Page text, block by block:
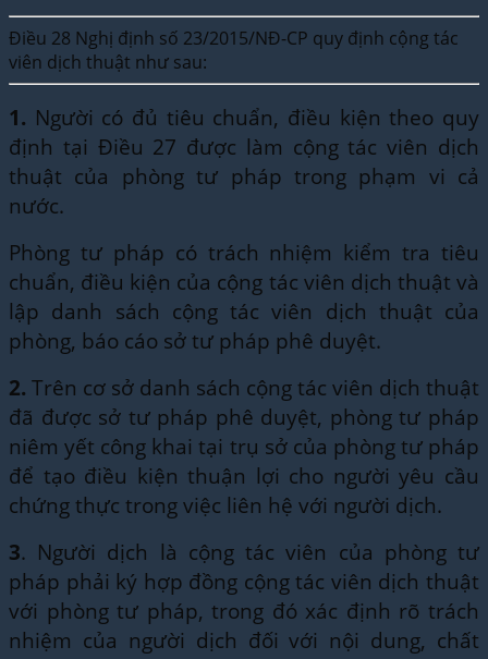
Điều 28 Nghị định số 23/2015/NĐ-CP quy định cộng tác
viên dịch thuật như sau:
1. Người có đủ tiêu chuẩn, điều kiện theo quy
định tại Điều 27 được làm cộng tác viên dịch
thuật của phòng tư pháp trong phạm vi cả
nước.
Phòng tư pháp có trách nhiệm kiểm tra tiêu
chuẩn, điều kiện của cộng tác viên dịch thuật và
lập danh sách cộng tác viên dịch thuật của
phòng, báo cáo sở tư pháp phê duyệt.
2. Trên cơ sở danh sách cộng tác viên dịch thuật
đã được sở tư pháp phê duyệt, phòng tư pháp
niêm yết công khai tại trụ sở của phòng tư pháp
để tạo điều kiện thuận lợi cho người yêu cầu
chứng thực trong việc liên hệ với người dịch.
3. Người dịch là cộng tác viên của phòng tư
pháp phải ký hợp đồng cộng tác viên dịch thuật
với phòng tư pháp, trong đó xác định rõ trách
nhiệm của người dịch đối với nội dung, chất